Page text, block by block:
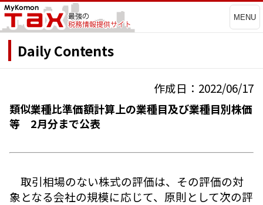
MENU
Daily Contents
作成日：2022/06/17
類似業種比準価額計算上の業種目及び業種目別株価
等 2月分まで公表
取引相場のない株式の評価は、その評価の対
象となる会社の規模に応じて、原則として次の評